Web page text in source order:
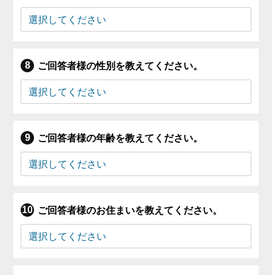
ご回答者様の性別を教えてください。
ご回答者様の年齢を教えてください。
ご回答者様のお住まいを教えてください。